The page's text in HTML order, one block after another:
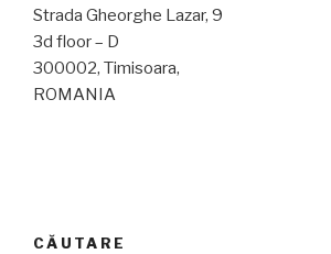
Strada Gheorghe Lazar, 9
3d floor – D
300002, Timisoara,
ROMANIA
CĂUTARE